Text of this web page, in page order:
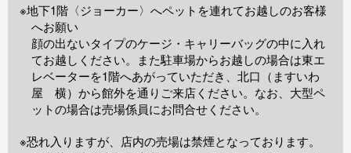
※地下1階〈ジョーカー〉へペットを連れてお越しのお客様
へお願い
顔の出ないタイプのケージ・キャリーバッグの中に入れ
てお越しください。また駐車場からお越しの場合は東エ
レベーターを1階へあがっていただき、北口（ますいわ
屋 横）から館外を通りご来店ください。なお、大型ペ
ットの場合は売場係員にお問合せください。
※恐れ入りますが、店内の売場は禁煙となっております。